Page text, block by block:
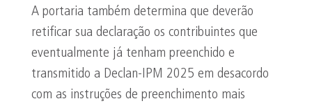
A portaria também determina que deverão
retificar sua declaração os contribuintes que
eventualmente já tenham preenchido e
transmitido a Declan-IPM 2025 em desacordo
com as instruções de preenchimento mais